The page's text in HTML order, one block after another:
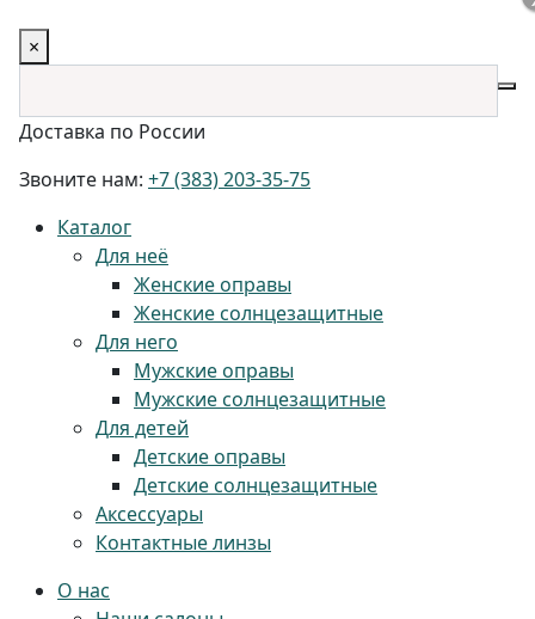
×
Доставка по России
Звоните нам: +7 (383) 203-35-75
Каталог
Для неё
Женские оправы
Женские солнцезащитные
Для него
Мужские оправы
Мужские солнцезащитные
Для детей
Детские оправы
Детские солнцезащитные
Аксессуары
Контактные линзы
О нас